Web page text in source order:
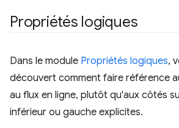
Propriétés logiques
Dans le module Propriétés logiques,
découvert comment faire référence
au flux en ligne, plutôt qu'aux côtés
inférieur ou gauche explicites.